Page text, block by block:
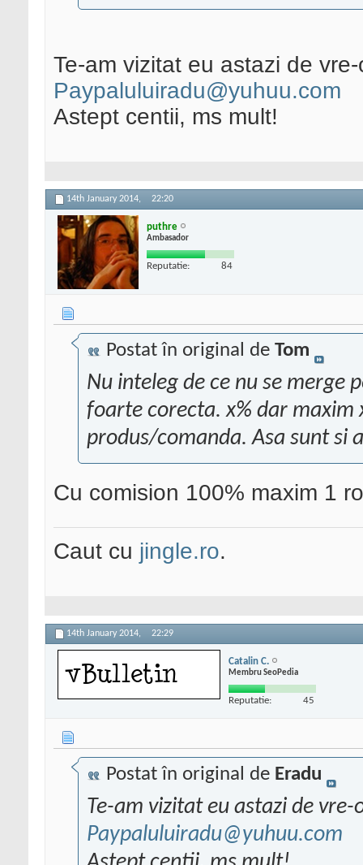
Te-am vizitat eu astazi de
Paypaluluiradu@yuhuu.com
Astept centii, ms mult!
14th January 2014, 22:20
puthre
Ambasador
Reputatie: 84
Postat în original de Tom
Nu inteleg de ce nu se merge
foarte corecta. x% dar maxim
produs/comanda. Asa sunt si
Cu comision 100% maxim 1
Caut cu jingle.ro.
14th January 2014, 22:29
Catalin C.
Membru SeoPedia
Reputatie: 45
Postat în original de Eradu
Te-am vizitat eu astazi de vre-
Paypaluluiradu@yuhuu.com